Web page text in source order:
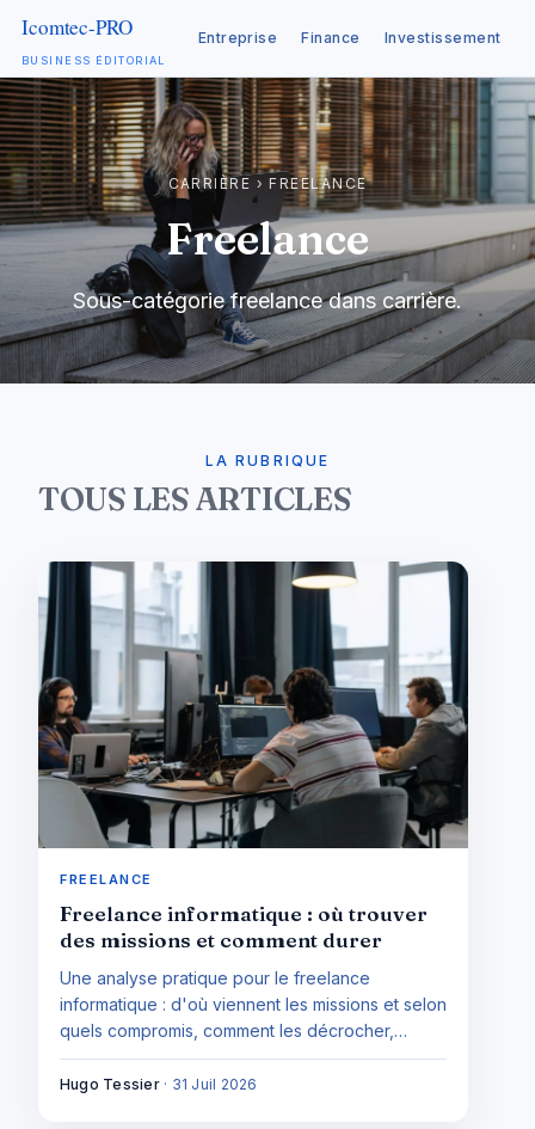
BUSINESS ÉDITORIAL
Entreprise Finance Investissement
Aller
au
contenu
CARRIÈRE › FREELANCE
Freelance
Sous-catégorie freelance dans carrière.
LA RUBRIQUE
TOUS LES ARTICLES
FREELANCE
Freelance informatique : où trouver
des missions et comment durer
Une analyse pratique pour le freelance
informatique : d'où viennent les missions et selon
quels compromis, comment les décrocher,
comment raisonner son taux journalier, quel
statut choisir et quelles contraintes anticiper.
Hugo Tessier · 31 Juil 2026